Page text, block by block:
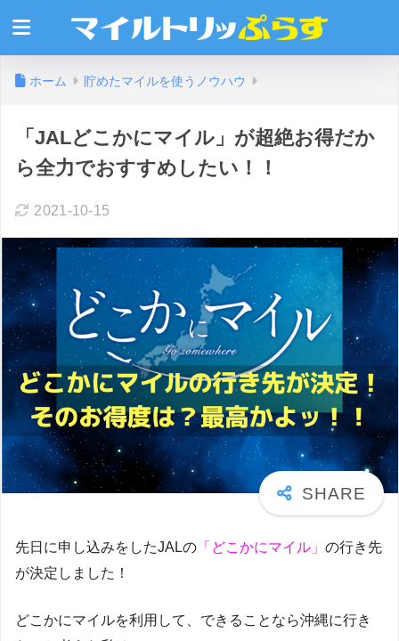
ホーム 貯めたマイルを使うノウハウ
「JALどこかにマイル」が超絶お得だか
ら全力でおすすめしたい！！
2021-10-15
先日に申し込みをしたJALの 「どこかにマイル」 の行き先
が決定しました！
どこかにマイルを利用して、できることなら沖縄に行き